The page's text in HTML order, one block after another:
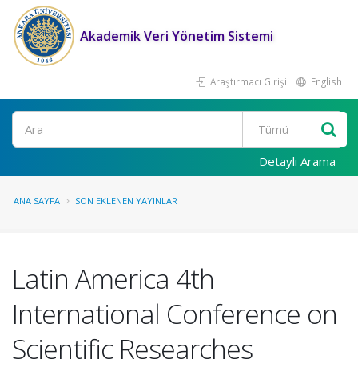
Akademik Veri Yönetim Sistemi
Araştırmacı Girişi English
Ara
Detaylı Arama
ANA SAYFA SON EKLENEN YAYINLAR
Latin America 4th
International Conference on
Scientific Researches